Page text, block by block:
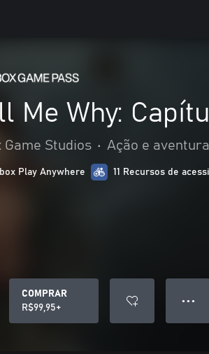
Me Why:
Game Studios • Ação e aventura
Play Anywhere 11 Recursos de
COMPRAR
R$99,95+
● ● ●